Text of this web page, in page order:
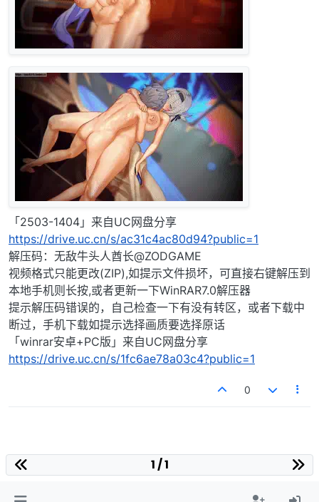
「2503-1404」来自UC网盘分享
https://drive.uc.cn/s/ac31c4ac80d94?public=1
解压码：无敌牛头人酋长@ZODGAME
视频格式只能更改(ZIP),如提示文件损坏，可直接右键解压到
本地手机则长按,或者更新一下WinRAR7.0解压器
提示解压码错误的，自己检查一下有没有转区，或者下载中
断过，手机下载如提示选择画质要选择原话
「winrar安卓+PC版」来自UC网盘分享
https://drive.uc.cn/s/1fc6ae78a03c4?public=1
0
1 / 1